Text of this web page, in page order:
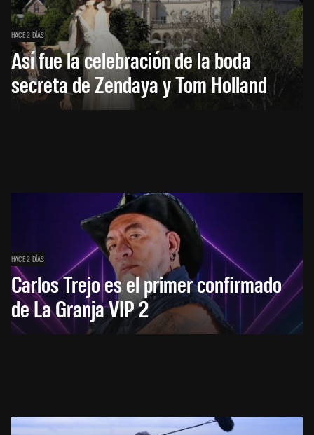
HACE 2 DÍAS
Así fue la celebración de la boda
secreta de Zendaya y Tom Holland
HACE 2 DÍAS
Carlos Trejo es el primer confirmado
de La Granja VIP 2